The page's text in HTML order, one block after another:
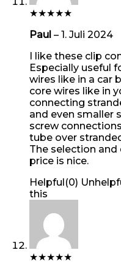
★★★★★
Paul – 1. Juli 2024
I like these clip
Especially useful
wires like in a car
core wires like in
connecting
and even smaller
screw
tube over
The selection
price is nice.
Helpful(0)
this
★★★★★